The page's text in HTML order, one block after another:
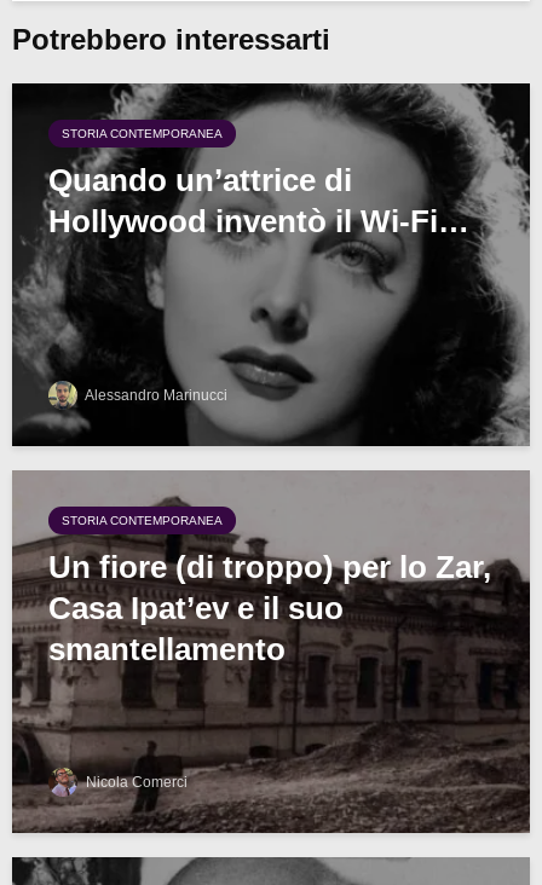
Potrebbero interessarti
STORIA CONTEMPORANEA
Quando un’attrice di
Hollywood inventò il Wi-Fi…
Alessandro Marinucci
STORIA CONTEMPORANEA
Un fiore (di troppo) per lo Zar,
Casa Ipat’ev e il suo
smantellamento
Nicola Comerci